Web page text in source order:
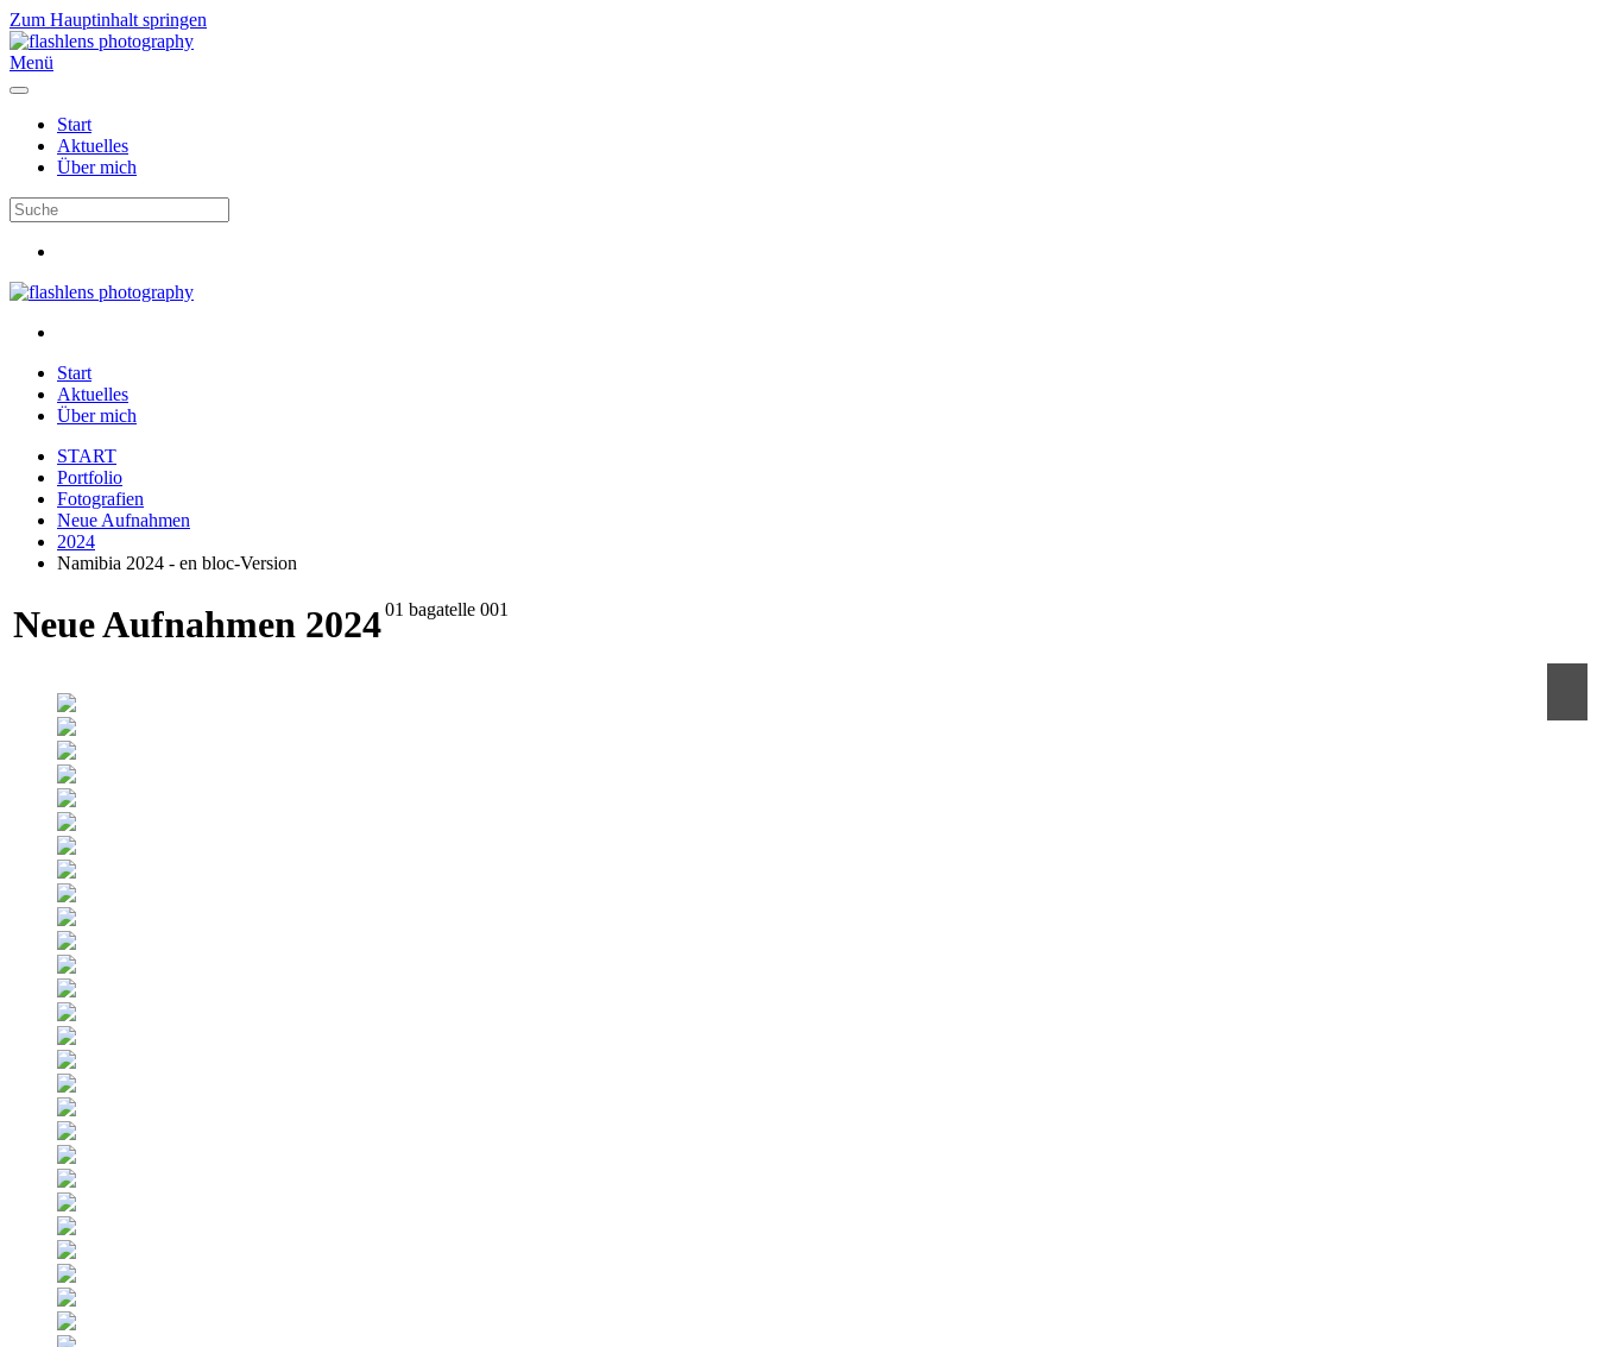
Zum Hauptinhalt springen
Menü
Start
Aktuelles
Über mich
Start
Aktuelles
Über mich
START
Portfolio
Fotografien
Neue Aufnahmen
2024
Namibia 2024 - en bloc-Version
Neue Aufnahmen 202401 bagatelle 001